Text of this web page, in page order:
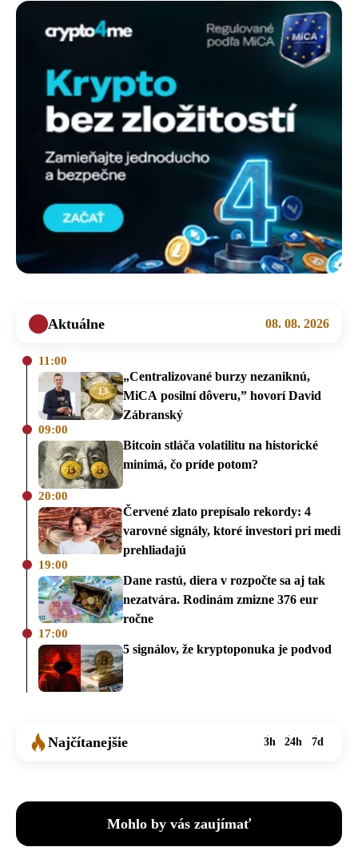
Aktuálne 08. 08. 2026
11:00
„Centralizované burzy nezaniknú,
MiCA posilní dôveru,” hovorí David
Zábranský
09:00
Bitcoin stláča volatilitu na historické
minimá, čo príde potom?
20:00
Červené zlato prepísalo rekordy: 4
varovné signály, ktoré investori pri medi
prehliadajú
19:00
Dane rastú, diera v rozpočte sa aj tak
nezatvára. Rodinám zmizne 376 eur
ročne
17:00
5 signálov, že kryptoponuka je podvod
Najčítanejšie 3h 24h 7d
Mohlo by vás zaujímať